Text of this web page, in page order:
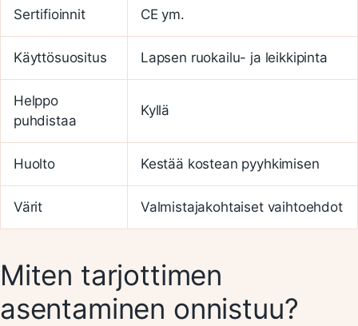
Sertifioinnit CE ym.
Käyttösuositus Lapsen ruokailu- ja leikkipinta
Helppo
puhdistaa
Kyllä
Huolto Kestää kostean pyyhkimisen
Värit Valmistajakohtaiset vaihtoehdot
Miten tarjottimen
asentaminen onnistuu?